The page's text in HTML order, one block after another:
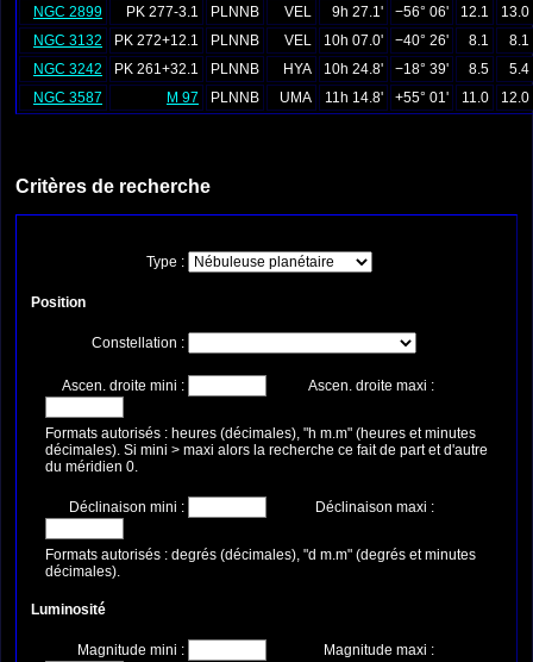
NGC 2899
PK 277-3.1 PLNNB VEL 9h 27.1' −56° 06' 12.1
13.0
NGC 3132
PK 272+12.1 PLNNB VEL 10h 07.0' −40° 26' 8.1
8.1
NGC 3242
PK 261+32.1 PLNNB HYA 10h 24.8' −18° 39' 8.5
5.4
NGC 3587
M 97 PLNNB UMA 11h 14.8' +55° 01' 11.0 12.0
Critères de recherche
Type :
Position
Constellation :
Ascen. droite mini : Ascen. droite maxi :
Formats autorisés : heures (décimales), "h m.m" (heures et minutes
décimales). Si mini > maxi alors la recherche ce fait de part et d'autre
du méridien 0.
Déclinaison mini : Déclinaison maxi :
Formats autorisés : degrés (décimales), "d m.m" (degrés et minutes
décimales).
Luminosité
Magnitude mini : Magnitude maxi :